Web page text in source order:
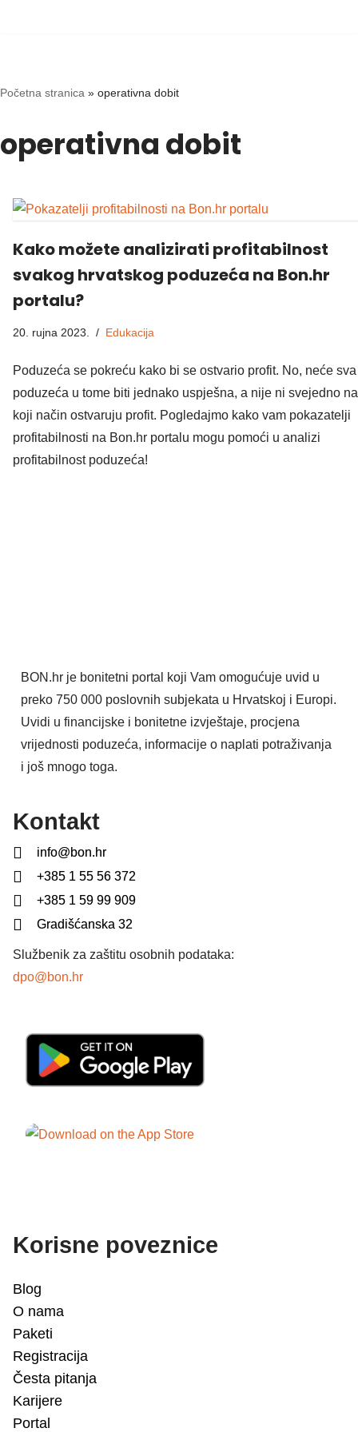
content
Početna stranica » operativna dobit
operativna dobit
Kako možete analizirati profitabilnost
svakog hrvatskog poduzeća na Bon.hr
portalu?
20. rujna 2023. Edukacija
Poduzeća se pokreću kako bi se ostvario profit. No, neće sva
poduzeća u tome biti jednako uspješna, a nije ni svejedno na
koji način ostvaruju profit. Pogledajmo kako vam pokazatelji
profitabilnosti na Bon.hr portalu mogu pomoći u analizi
profitabilnost poduzeća!
BON.hr je bonitetni portal koji Vam omogućuje uvid u
preko 750 000 poslovnih subjekata u Hrvatskoj i Europi.
Uvidi u financijske i bonitetne izvještaje, procjena
vrijednosti poduzeća, informacije o naplati potraživanja
i još mnogo toga.
Kontakt
info@bon.hr
+385 1 55 56 372
+385 1 59 99 909
Gradišćanska 32
Službenik za zaštitu osobnih podataka:
dpo@bon.hr
Korisne poveznice
Blog
O nama
Paketi
Registracija
Česta pitanja
Karijere
Portal